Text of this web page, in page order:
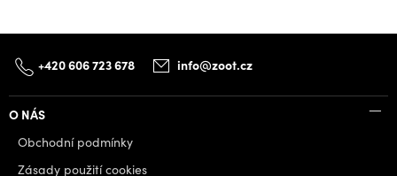
+420 606 723 678 info@zoot.cz
O NÁS
Obchodní podmínky
Zásady použití cookies